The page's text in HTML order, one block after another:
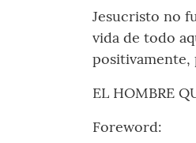
Jesucristo no
vida de todo
positivamente,
EL HOMBRE
Foreword: